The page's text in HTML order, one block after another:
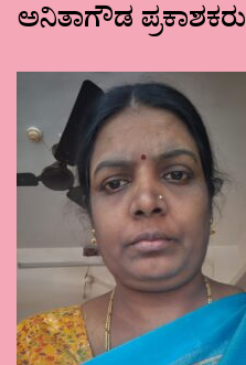
ಅನಿತಾಗೌಡ ಪ್ರಕಾಶಕರು